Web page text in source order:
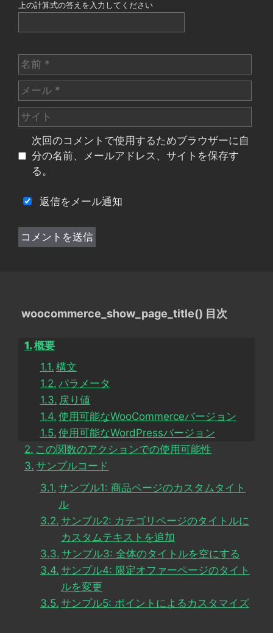
上の計算式の答えを入力してください
名
前
メ
ー
ル
サ
イ
次回のコメントで使用するためブラウザーに自
分の名前、メールアドレス、サイトを保存す
る。
返信をメール通知
woocommerce_show_page_title() 目次
概要
構文
パラメータ
戻り値
使用可能なWooCommerceバージョン
使用可能なWordPressバージョン
この関数のアクションでの使用可能性
サンプルコード
サンプル1: 商品ページのカスタムタイト
ル
サンプル2: カテゴリページのタイトルに
カスタムテキストを追加
サンプル3: 全体のタイトルを空にする
サンプル4: 限定オファーページのタイト
ルを変更
サンプル5: ポイントによるカスタマイズ